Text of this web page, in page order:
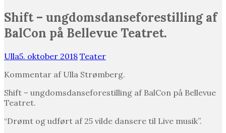
Shift – ungdomsdanseforestilling af
BalCon på Bellevue Teatret.
Ulla5. oktober 2018 Teater
Kommentar af Ulla Strømberg.
Shift – ungdomsdanseforestilling af BalCon på Bellevue
Teatret.
“Drømt og udført af 25 vilde dansere til Live musik”.